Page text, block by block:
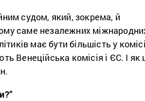
судом, який, зокрема, й
саме незалежних
має бути більшість у
Венеційська комісія і ЄС. І як